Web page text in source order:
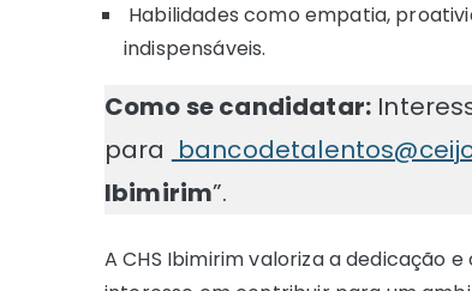
Habilidades como empatia,
indispensáveis.
Como se candidatar:
para
Ibimirim”.
A CHS Ibimirim valoriza a dedicação